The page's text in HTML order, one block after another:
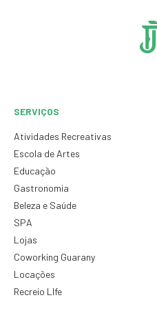
SERVIÇOS
Atividades Recreativas
Escola de Artes
Educação
Gastronomia
Beleza e Saúde
SPA
Lojas
Coworking Guarany
Locações
Recreio LIfe